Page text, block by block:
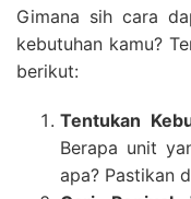
Gimana sih cara
kebutuhan kamu?
berikut:
Tentukan
Berapa unit
apa? Pastikan